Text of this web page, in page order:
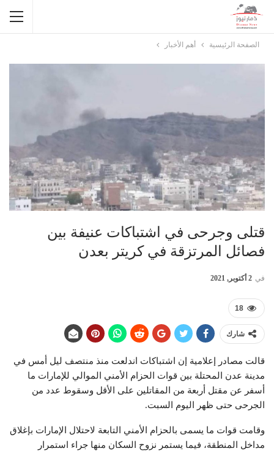
الصفحة الرئيسية أهم الأخبار
قتلى وجرحى في اشتباكات عنيفة بين
فصائل المرتزقة في كريتر بعدن
في 2 أكتوبر, 2021
18
شارك
قالت مصادر إعلامية إن اشتباكات اندلعت منذ منتصف ليل أمس في
مدينة عدن المحتلة بين قوات الحزام الأمني الموالي للإمارات ما
أسفر عن مقتل أربعة من المقاتلين على الأقل وسقوط عدد من
الجرحى حتى ظهر اليوم السبت.
وقامت قوات ما يسمى بالحزام الأمني التابعة لاحتلال الإمارات بإغلاق
مداخل المنطقة، فيما يستمر نزوح السكان منها جراء استمرار